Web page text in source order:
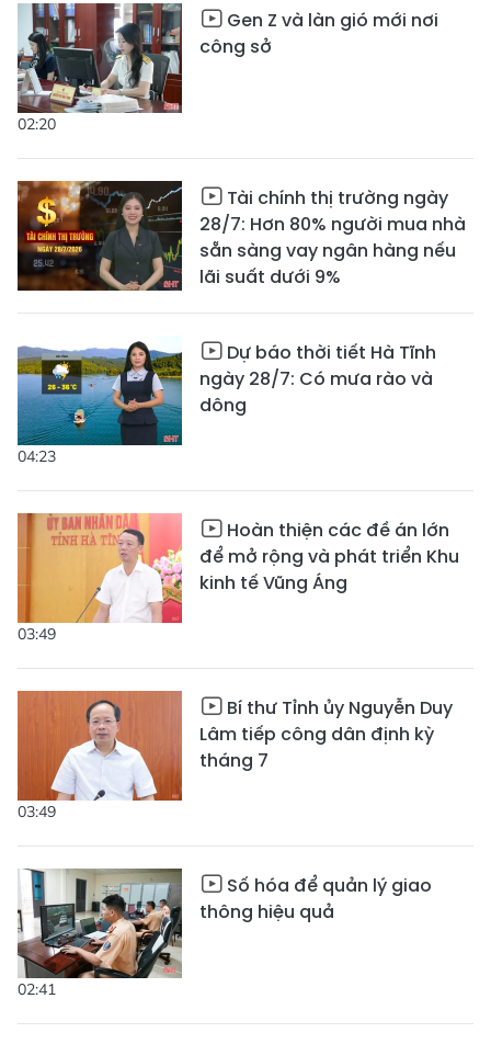
02:20
Gen Z và làn gió mới nơi
công sở
Tài chính thị trường ngày
28/7: Hơn 80% người mua nhà
sẵn sàng vay ngân hàng nếu
lãi suất dưới 9%
04:23
Dự báo thời tiết Hà Tĩnh
ngày 28/7: Có mưa rào và
dông
03:49
Hoàn thiện các đề án lớn
để mở rộng và phát triển Khu
kinh tế Vũng Áng
03:49
Bí thư Tỉnh ủy Nguyễn Duy
Lâm tiếp công dân định kỳ
tháng 7
02:41
Số hóa để quản lý giao
thông hiệu quả